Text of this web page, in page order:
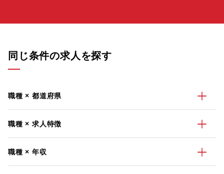
同じ条件の求人を探す
職種 × 都道府県
職種 × 求人特徴
職種 × 年収